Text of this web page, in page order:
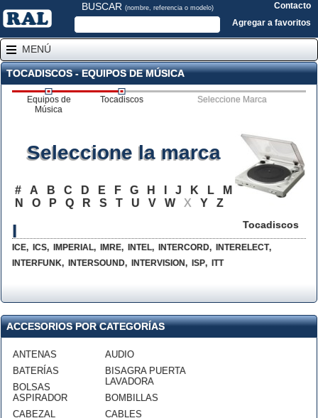
BUSCAR (nombre, referencia o modelo)
Contacto
Agregar a favoritos
MENÚ
TOCADISCOS - EQUIPOS DE MÚSICA
Equipos de
Música
Tocadiscos Seleccione Marca
Tocadiscos
Seleccione la marca
# A B C D E F G H J K L
M
N
O P Q R S T U V W X Y Z
I
ICE, ICS, IMPERIAL, IMRE, INTEL, INTERCORD, INTERELECT,
INTERFUNK, INTERSOUND, INTERVISION, ISP, ITT
ACCESORIOS POR CATEGORÍAS
ANTENAS
BATERÍAS
BOLSAS
ASPIRADOR
CABEZAL
AUDIO
BISAGRA PUERTA
LAVADORA
BOMBILLAS
CABLES